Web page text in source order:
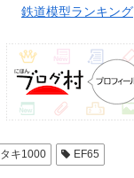
鉄道模型ランキング
タキ1000 EF65